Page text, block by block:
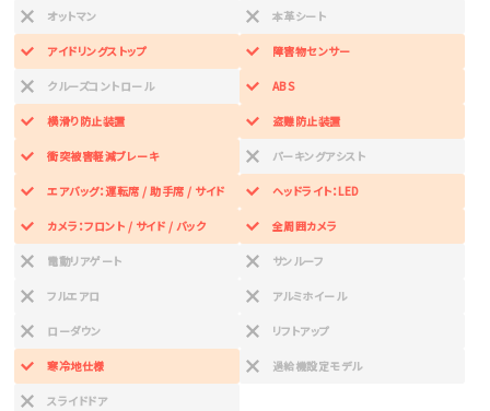
オットマン 本革シート
アイドリングストップ 障害物センサー
クルーズコントロール ABS
横滑り防止装置 盗難防止装置
衝突被害軽減ブレーキ パーキングアシスト
エアバッグ：運転席 / 助手席 / サイド ヘッドライト：LED
カメラ：フロント / サイド / バック 全周囲カメラ
電動リアゲート サンルーフ
フルエアロ アルミホイール
ローダウン リフトアップ
寒冷地仕様 過給機設定モデル
スライドドア